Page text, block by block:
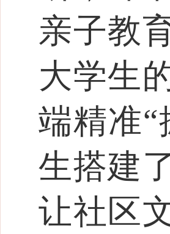
亲子教
大学生
端精准
生搭建
让社区